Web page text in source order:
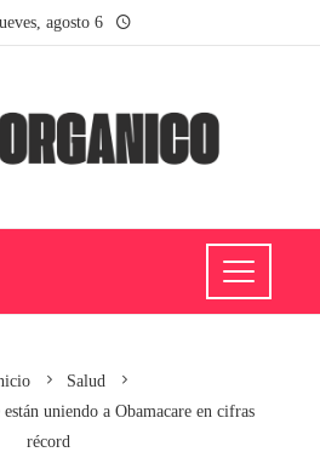
agosto 6
Salud
están uniendo a Obamacare en cifras
récord